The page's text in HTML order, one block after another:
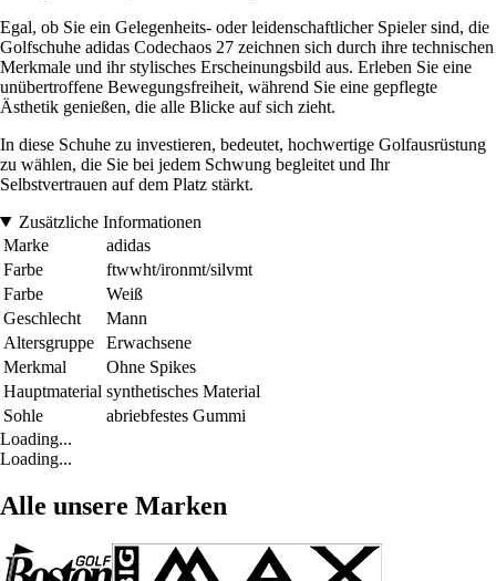
Egal, ob Sie ein Gelegenheits- oder leidenschaftlicher Spieler sind, die
Golfschuhe adidas Codechaos 27 zeichnen sich durch ihre technischen
Merkmale und ihr stylisches Erscheinungsbild aus. Erleben Sie eine
unübertroffene Bewegungsfreiheit, während Sie eine gepflegte
Ästhetik genießen, die alle Blicke auf sich zieht.
In diese Schuhe zu investieren, bedeutet, hochwertige Golfausrüstung
zu wählen, die Sie bei jedem Schwung begleitet und Ihr
Selbstvertrauen auf dem Platz stärkt.
Zusätzliche Informationen
Marke
adidas
Farbe
ftwwht/ironmt/silvmt
Farbe
Weiß
Geschlecht
Mann
Altersgruppe
Erwachsene
Merkmal
Ohne Spikes
Hauptmaterial synthetisches Material
Sohle
abriebfestes Gummi
Loading...
Loading...
Alle unsere Marken